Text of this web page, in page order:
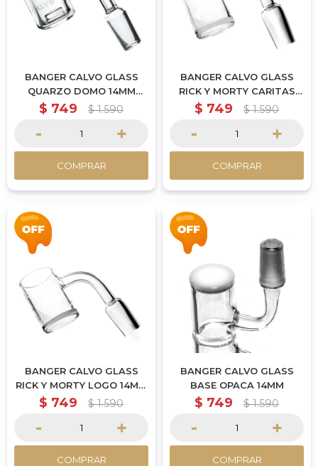
BANGER CALVO GLASS
QUARZO DOMO 14MM
MACHO
$ 749 $ 1.590
- +
COMPRAR
BANGER CALVO GLASS
RICK Y MORTY CARITAS
14MM MACHO
$ 749 $ 1.590
- +
COMPRAR
BANGER CALVO GLASS
RICK Y MORTY LOGO 14MM
MACHO
$ 749 $ 1.590
- +
COMPRAR
BANGER CALVO GLASS
BASE OPACA 14MM
$ 749 $ 1.590
- +
COMPRAR